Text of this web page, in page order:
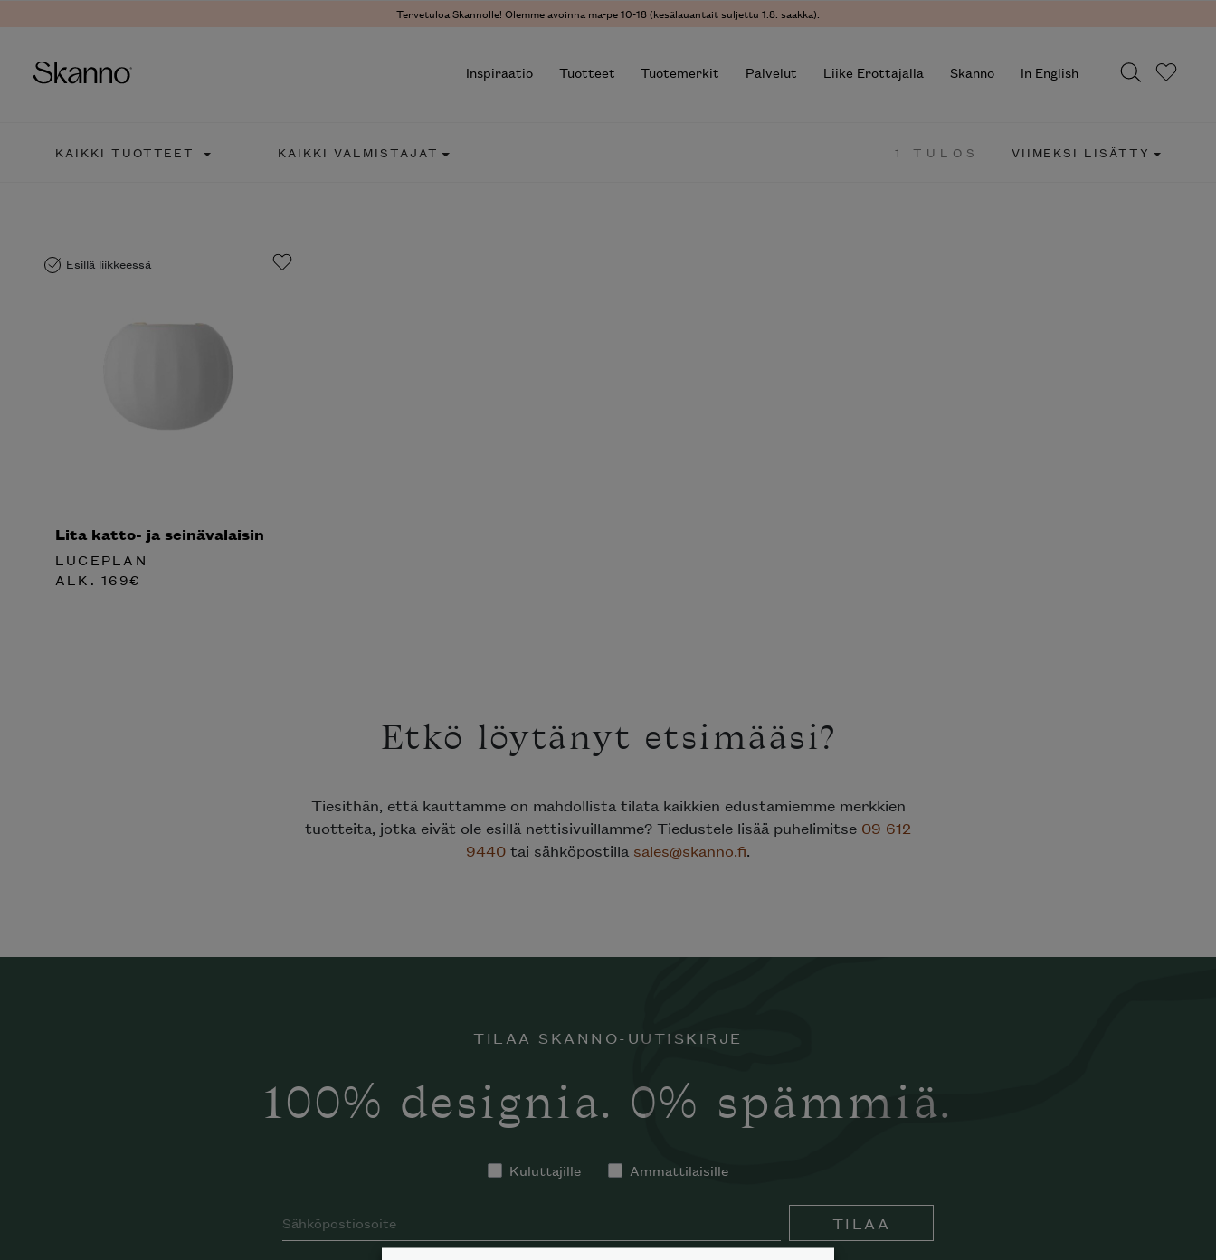
Tervetuloa Skannolle! Olemme avoinna ma-pe 10-18 (kesälauantait suljettu 1.8. saakka).
Inspiraatio Tuotteet Tuotemerkit Palvelut Liike Erottajalla Skanno In English
KAIKKI TUOTTEET KAIKKI VALMISTAJAT 1 TULOS VIIMEKSI LISÄTTY
Esillä liikkeessä
Lita katto- ja seinävalaisin
LUCEPLAN
ALK.169€
Etkö löytänyt etsimääsi?
Tiesithän, että kauttamme on mahdollista tilata kaikkien edustamiemme merkkien
tuotteita, jotka eivät ole esillä nettisivuillamme? Tiedustele lisää puhelimitse 09 612
9440 tai sähköpostilla sales@skanno.fi.
TILAA SKANNO-UUTISKIRJE
100% designia. 0% spämmiä.
Kuluttajille Ammattilaisille
TILAA